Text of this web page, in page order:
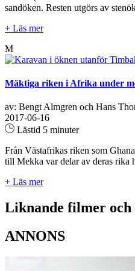
sandöken. Resten utgörs av
+ Läs mer
M
Mäktiga riken i Afrika under
av: Bengt Almgren och Hans
2017-06-16
Lästid 5 minuter
Från Västafrikas riken som
till Mekka var delar av deras rika
+ Läs mer
Liknande filmer och
ANNONS